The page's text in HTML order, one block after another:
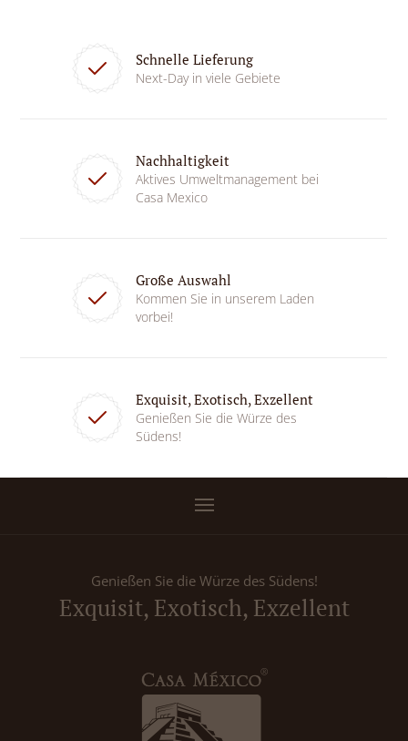
Schnelle Lieferung
Next-Day in viele Gebiete
Nachhaltigkeit
Aktives Umweltmanagement bei
Casa Mexico
Große Auswahl
Kommen Sie in unserem Laden
vorbei!
Exquisit, Exotisch, Exzellent
Genießen Sie die Würze des
Südens!
Genießen Sie die Würze des Südens!
Exquisit, Exotisch, Exzellent